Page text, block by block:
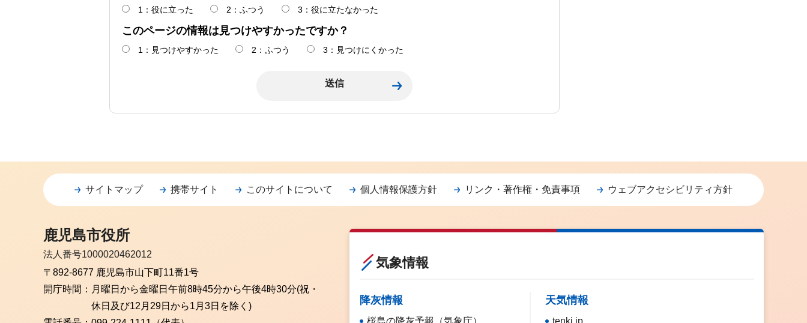
1：役に立った 2：ふつう 3：役に立たなかった
このページの情報は見つけやすかったですか？
1：見つけやすかった 2：ふつう 3：見つけにくかった
サイトマップ 携帯サイト このサイトについて 個人情報保護方針 リンク・著作権・免責事項 ウェブアクセシビリティ方針
鹿児島市役所
法人番号1000020462012
〒892-8677 鹿児島市山下町11番1号
開庁時間： 月曜日から金曜日 午前8時45分から午後4時30分(祝・
休日及び12月29日から1月3日を除く)
気象情報
降灰情報 天気情報